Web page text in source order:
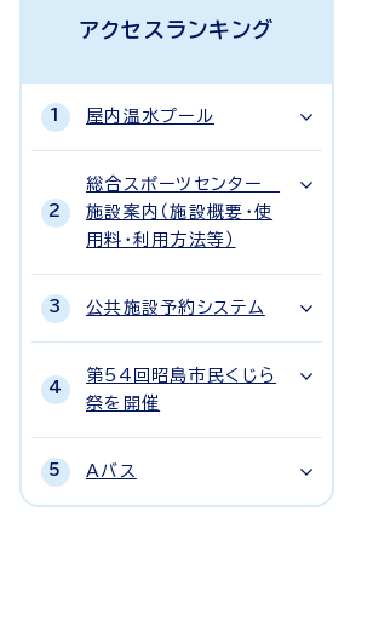
アクセスランキング
屋内温水プール
総合スポーツセンター
施設案内（施設概要・使
用料・利用方法等）
公共施設予約システム
第54回昭島市民くじら
祭を開催
Aバス